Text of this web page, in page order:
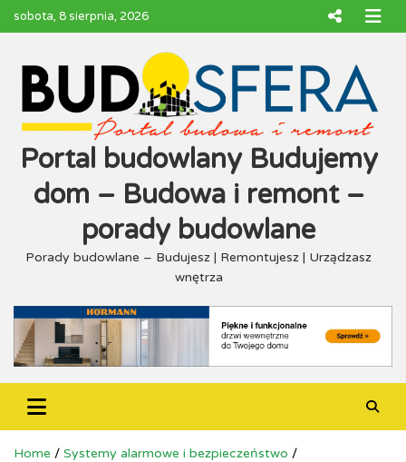
sobota, 8 sierpnia, 2026
Portal budowlany Budujemy
dom – Budowa i remont –
porady budowlane
Porady budowlane – Budujesz | Remontujesz | Urządzasz
wnętrza
Home
Systemy alarmowe i bezpieczeństwo